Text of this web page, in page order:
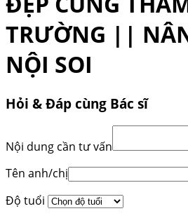
TRƯỜNG ||
NỘI SOI
Hỏi & Đáp cùng Bác sĩ
Nội dung cần tư vấn
Tên anh/chị
Độ tuổi